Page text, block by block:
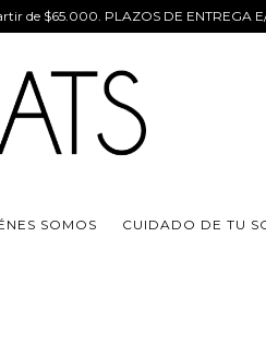
de $65.000. PLAZOS DE ENTREGA
SOMOS CUIDADO DE TU